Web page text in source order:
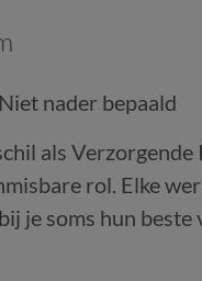
Niet nader bepaald
als
rol. Elke
je soms hun